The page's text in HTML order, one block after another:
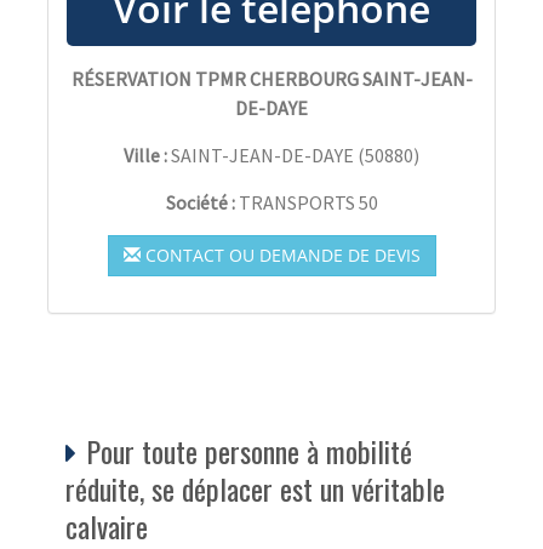
RÉSERVATION TPMR CHERBOURG SAINT-JEAN-
DE-DAYE
Ville :SAINT-JEAN-DE-DAYE (50880)
Société : TRANSPORTS 50
CONTACT OU DEMANDE DE DEVIS
Pour toute personne à mobilité
réduite, se déplacer est un véritable
calvaire